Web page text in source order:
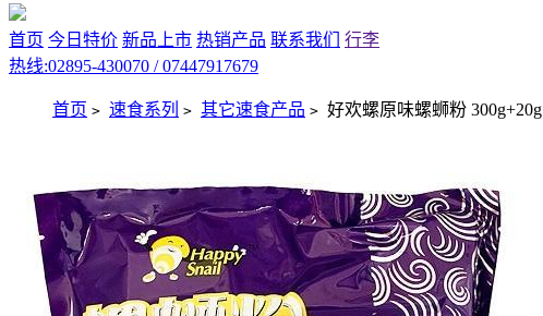
首页 今日特价 新品上市 热销产品 联系我们
行李
热线:02895-430070 / 07447917679
首页 > 速食系列 > 其它速食产品 > 好欢螺原味螺蛳粉 300g+20g